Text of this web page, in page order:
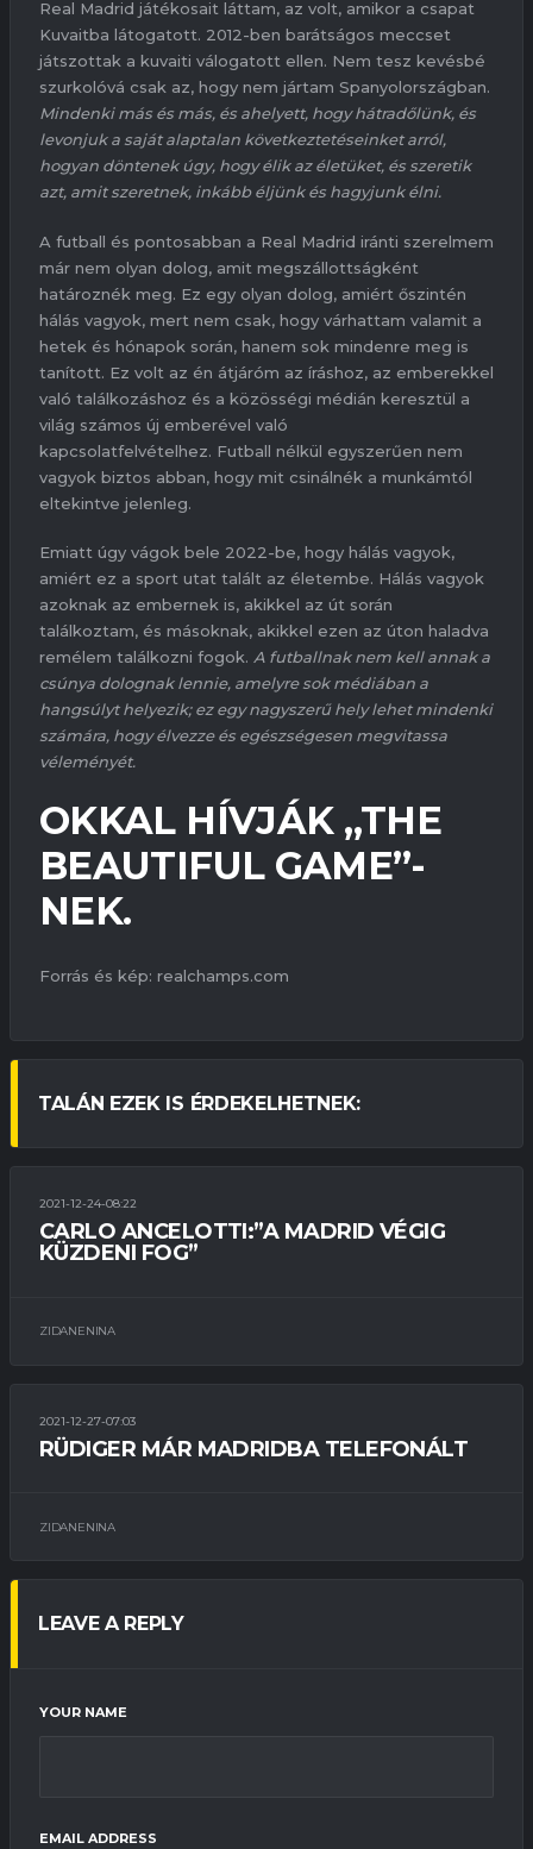
Real Madrid játékosait láttam, az volt, amikor a csapat
Kuvaitba látogatott. 2012-ben barátságos meccset
játszottak a kuvaiti válogatott ellen. Nem tesz kevésbé
szurkolóvá csak az, hogy nem jártam Spanyolországban.
Mindenki más és más, és ahelyett, hogy hátradőlünk, és
levonjuk a saját alaptalan következtetéseinket arról,
hogyan döntenek úgy, hogy élik az életüket, és szeretik
azt, amit szeretnek, inkább éljünk és hagyjunk élni.
A futball és pontosabban a Real Madrid iránti szerelmem
már nem olyan dolog, amit megszállottságként
határoznék meg. Ez egy olyan dolog, amiért őszintén
hálás vagyok, mert nem csak, hogy várhattam valamit a
hetek és hónapok során, hanem sok mindenre meg is
tanított. Ez volt az én átjáróm az íráshoz, az emberekkel
való találkozáshoz és a közösségi médián keresztül a
világ számos új emberével való
kapcsolatfelvételhez. Futball nélkül egyszerűen nem
vagyok biztos abban, hogy mit csinálnék a munkámtól
eltekintve jelenleg.
Emiatt úgy vágok bele 2022-be, hogy hálás vagyok,
amiért ez a sport utat talált az életembe. Hálás vagyok
azoknak az embernek is, akikkel az út során
találkoztam, és másoknak, akikkel ezen az úton haladva
remélem találkozni fogok. A futballnak nem kell annak a
csúnya dolognak lennie, amelyre sok médiában a
hangsúlyt helyezik; ez egy nagyszerű hely lehet mindenki
számára, hogy élvezze és egészségesen megvitassa
véleményét.
OKKAL HÍVJÁK „THE
BEAUTIFUL GAME”-
NEK.
Forrás és kép: realchamps.com
TALÁN EZEK IS ÉRDEKELHETNEK:
ÁTIGAZOLÁSOK
NYILATKOZATOK SÉRÜLÉSEK SZERZŐDÉSEK
2021-12-24-08:22
CARLO ANCELOTTI:”A MADRID VÉGIG
KÜZDENI FOG”
ZIDANENINA
ÁTIGAZOLÁSOK
2021-12-27-07:03
RÜDIGER MÁR MADRIDBA TELEFONÁLT
ZIDANENINA
LEAVE A REPLY
YOUR NAME
EMAIL ADDRESS